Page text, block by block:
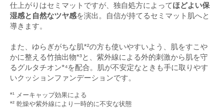
仕上がりはセミマットですが、独自処方によってほどよい保
湿感と自然なツヤ感を演出。自信が持てるセミマット肌へと
導きます。
また、ゆらぎがちな肌*²の方も使いやすいよう、肌をすこや
かに整える竹抽出物*³と、紫外線による外的刺激から肌を守
るグルタチオン*⁴を配合。肌が不安定なときも手に取りやす
いクッションファンデーションです。
*¹ メーキャップ効果による
*² 乾燥や紫外線により一時的に不安な状態